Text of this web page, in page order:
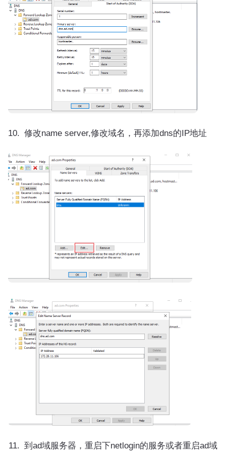
修改name server,修改域名，再添加dns的IP地址
到ad域服务器，重启下netlogin的服务或者重启ad域